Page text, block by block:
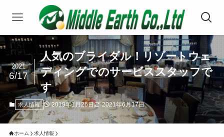
人気のブライダル！リゾートウェ
ディングでのサービススタッフで
す
2021
6/17
求人情報 2019年1月26日 2021年6月17日
ホーム 求人情報